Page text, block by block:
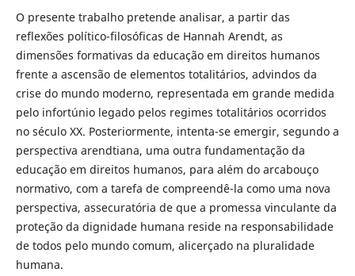
O presente trabalho pretende analisar, a partir das
reflexões político-filosóficas de Hannah Arendt, as
dimensões formativas da educação em direitos humanos
frente a ascensão de elementos totalitários, advindos da
crise do mundo moderno, representada em grande medida
pelo infortúnio legado pelos regimes totalitários ocorridos
no século XX. Posteriormente, intenta-se emergir, segundo a
perspectiva arendtiana, uma outra fundamentação da
educação em direitos humanos, para além do arcabouço
normativo, com a tarefa de compreendê-la como uma nova
perspectiva, assecuratória de que a promessa vinculante da
proteção da dignidade humana reside na responsabilidade
de todos pelo mundo comum, alicerçado na pluralidade
humana.